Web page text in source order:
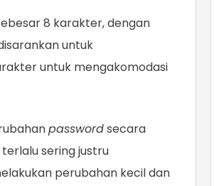
8 karakter, dengan
untuk
untuk mengakomodasi
passwordsecara
sering justru
perubahan kecil dan